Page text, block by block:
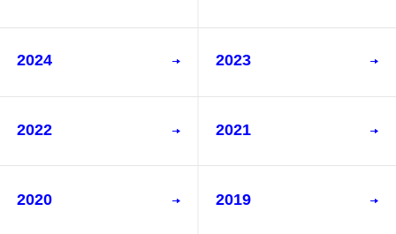
2024 2023
2022 2021
2020 2019